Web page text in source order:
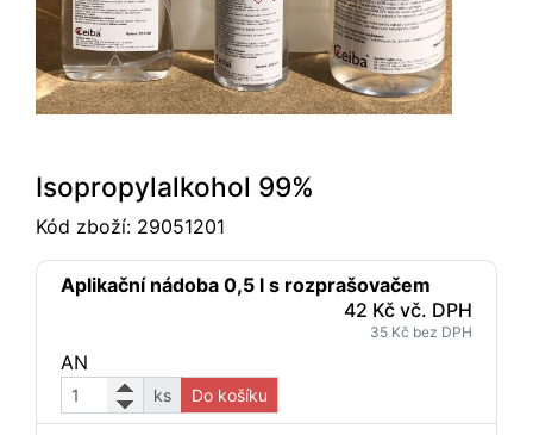
Isopropylalkohol 99%
Kód zboží: 29051201
Aplikační nádoba 0,5 l s rozprašovačem
42 Kč vč. DPH
35 Kč bez DPH
AN
ks Do košíku